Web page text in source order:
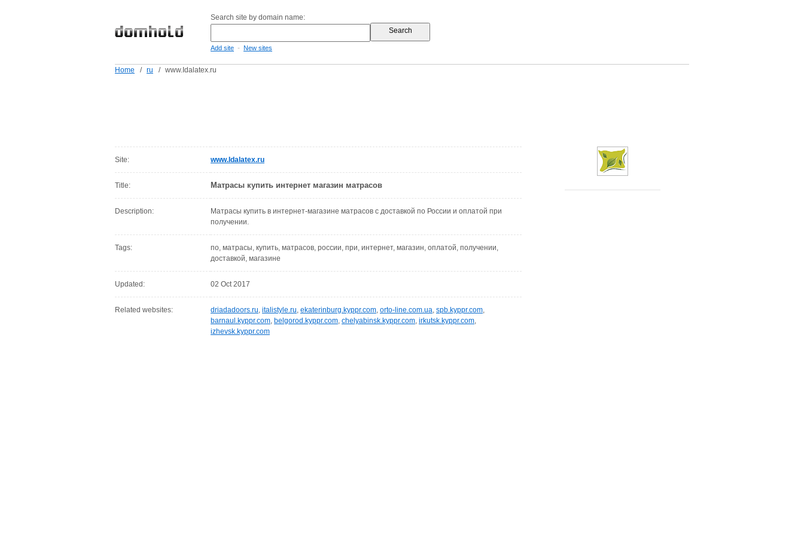
Search site by domain name:
Add site - New sites
Home / ru / www.Idalatex.ru
Site: www.Idalatex.ru
Title: Матрасы купить интернет магазин матрасов
Description:
Матрасы купить в интернет-магазине матрасов с доставкой по России и оплатой при
получении.
Tags:
по, матрасы, купить, матрасов, россии, при, интернет, магазин, оплатой, получении,
доставкой, магазине
Updated: 02 Oct 2017
Related websites: driadadoors.ru, italistyle.ru, ekaterinburg.kyppr.com, orto-line.com.ua, spb.kyppr.com,
barnaul.kyppr.com, belgorod.kyppr.com, chelyabinsk.kyppr.com, irkutsk.kyppr.com,
izhevsk.kyppr.com